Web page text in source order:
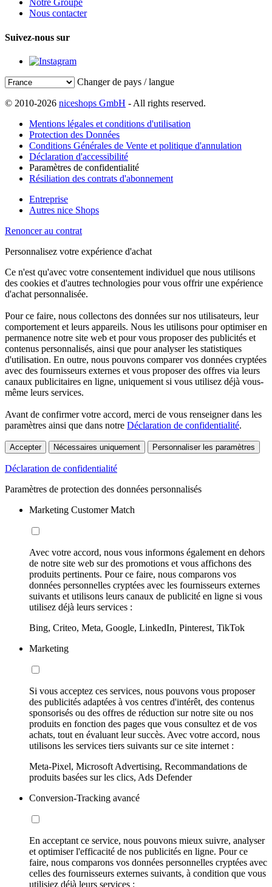
Notre Groupe
Nous contacter
Suivez-nous sur
Changer de pays / langue
© 2010-2026 niceshops GmbH - All rights reserved.
Mentions légales et conditions d'utilisation
Protection des Données
Conditions Générales de Vente et politique d'annulation
Déclaration d'accessibilité
Paramètres de confidentialité
Résiliation des contrats d'abonnement
Entreprise
Autres nice Shops
Renoncer au contrat
Personnalisez votre expérience d'achat
Ce n'est qu'avec votre consentement individuel que nous utilisons
des cookies et d'autres technologies pour vous offrir une expérience
d'achat personnalisée.
Pour ce faire, nous collectons des données sur nos utilisateurs, leur
comportement et leurs appareils. Nous les utilisons pour optimiser en
permanence notre site web et pour vous proposer des publicités et
contenus personnalisés, ainsi que pour analyser les statistiques
d'utilisation. En outre, nous pouvons comparer vos données cryptées
avec des fournisseurs externes et vous proposer des offres via leurs
canaux publicitaires en ligne, uniquement si vous utilisez déjà vous-
même leurs services.
Avant de confirmer votre accord, merci de vous renseigner dans les
paramètres ainsi que dans notre Déclaration de confidentialité.
Accepter Nécessaires uniquement Personnaliser les paramètres
Déclaration de confidentialité
Paramètres de protection des données personnalisés
Marketing Customer Match
Avec votre accord, nous vous informons également en dehors
de notre site web sur des promotions et vous affichons des
produits pertinents. Pour ce faire, nous comparons vos
données personnelles cryptées avec les fournisseurs externes
suivants et utilisons leurs canaux de publicité en ligne si vous
utilisez déjà leurs services :
Bing, Criteo, Meta, Google, LinkedIn, Pinterest, TikTok
Marketing
Si vous acceptez ces services, nous pouvons vous proposer
des publicités adaptées à vos centres d'intérêt, des contenus
sponsorisés ou des offres de réduction sur notre site ou nos
produits en fonction des pages que vous consultez et de vos
achats, tout en évaluant leur succès. Avec votre accord, nous
utilisons les services tiers suivants sur ce site internet :
Meta-Pixel, Microsoft Advertising, Recommandations de
produits basées sur les clics, Ads Defender
Conversion-Tracking avancé
En acceptant ce service, nous pouvons mieux suivre, analyser
et optimiser l'efficacité de nos publicités en ligne. Pour ce
faire, nous comparons vos données personnelles cryptées avec
celles des fournisseurs externes suivants, à condition que vous
utilisiez déjà leurs services :